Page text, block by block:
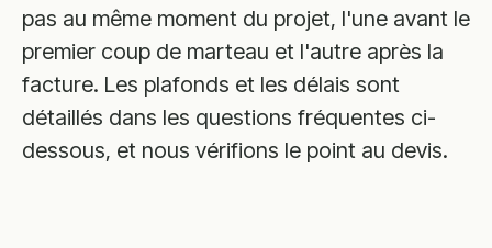
pas au même moment du projet, l'une avant le
premier coup de marteau et l'autre après la
facture. Les plafonds et les délais sont
détaillés dans les questions fréquentes ci-
dessous, et nous vérifions le point au devis.